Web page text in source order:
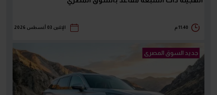
11:40 م الإثنين 03 أغسطس 2026
جديد السوق المصرى